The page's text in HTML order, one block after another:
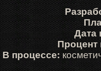
Дата
Процент
В процессе: